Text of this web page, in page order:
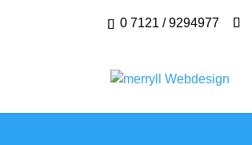
0 7121 / 9294977